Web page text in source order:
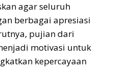
agar seluruh
berbagai apresiasi
pujian dari
motivasi untuk
kepercayaan